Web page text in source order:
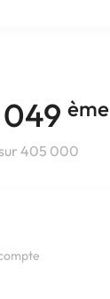
049 ème
405 000